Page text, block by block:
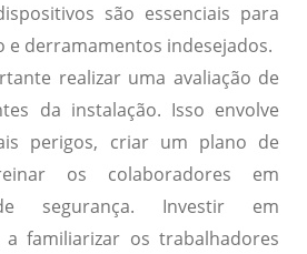
são essenciais para
e derramamentos indesejados.
realizar uma avaliação de
da instalação. Isso envolve
perigos, criar um plano de
os colaboradores em
segurança. Investir em
familiarizar os trabalhadores